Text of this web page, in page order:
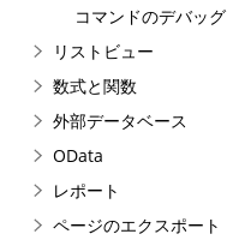
コマンドのデバッグ
リストビュー
数式と関数
外部データベース
OData
レポート
ページのエクスポート